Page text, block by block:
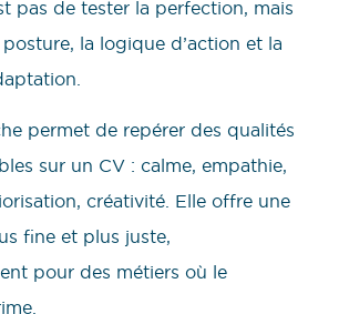
pas de tester la perfection, mais
posture, la logique d’action et la
permet de repérer des qualités
sur un CV : calme, empathie,
créativité. Elle offre une
fine et plus juste,
pour des métiers où le